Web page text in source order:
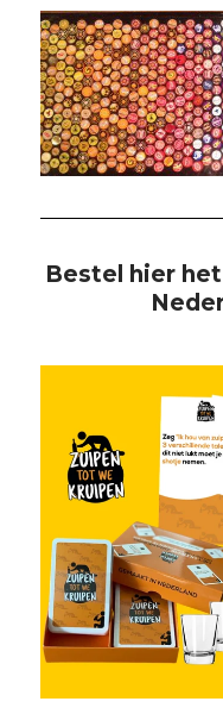
Bestel hier